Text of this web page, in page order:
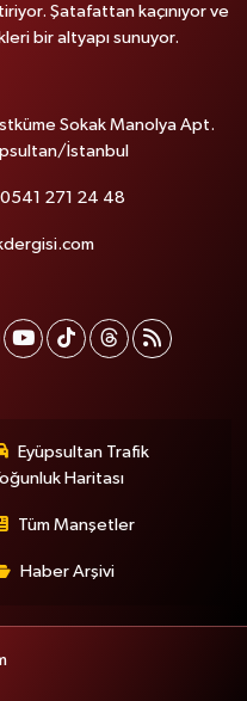
Şatafattan kaçınıyor ve
bir altyapı sunuyor.
Sokak Manolya Apt.
İstanbul
271 24 48
Eyüpsultan Trafik
Haritası
Tüm Manşetler
Haber Arşivi